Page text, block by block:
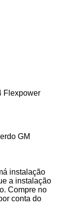
Flexpower
GM
instalação
a instalação
Compre no
conta do